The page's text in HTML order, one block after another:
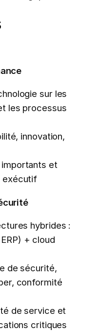
sur les
les processus
innovation,
et
exécutif
hybrides :
+ cloud
de sécurité,
conformité
de service et
critiques